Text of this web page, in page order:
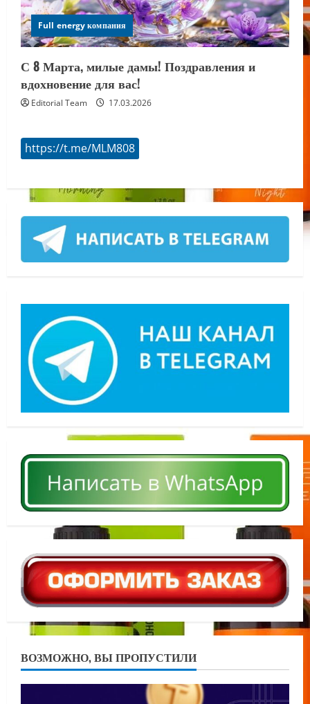
Full energy компания
С 8 Марта, милые дамы! Поздравления и
вдохновение для вас!
Editorial Team 17.03.2026
https://t.me/MLM808
ВОЗМОЖНО, ВЫ ПРОПУСТИЛИ